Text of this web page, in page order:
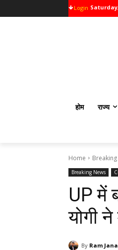
Login
होम राज्य
Home
Breaking News
UP में
योगी
By Ram